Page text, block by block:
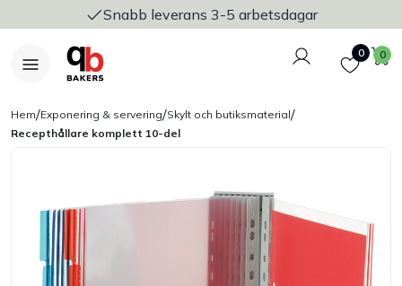
Snabb leverans 3-5 arbetsdagar
Logga in
Favoriter
0 0
Bakers Pureline
Bageriplåtar & bakformar
Hem/Exponering & servering/Skylt och butiksmaterial/
Recepthållare komplett 10-del